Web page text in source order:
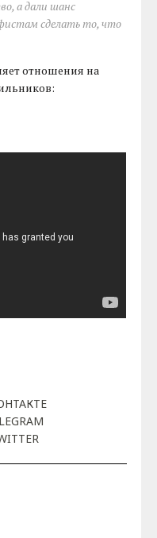
а дали шанс
сделать то, что
отношения на